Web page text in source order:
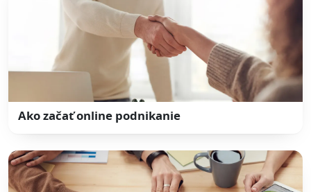
Ako začať online podnikanie